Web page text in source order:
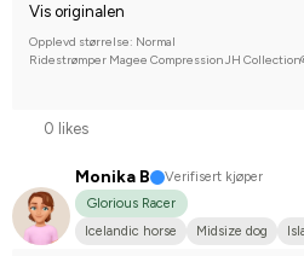
Vis originalen
Opplevd størrelse: Normal
Ridestrømper Magee Compression JH
0 likes
Monika B
Verifisert kjøper
Glorious Racer
Icelandic horse
Midsize dog